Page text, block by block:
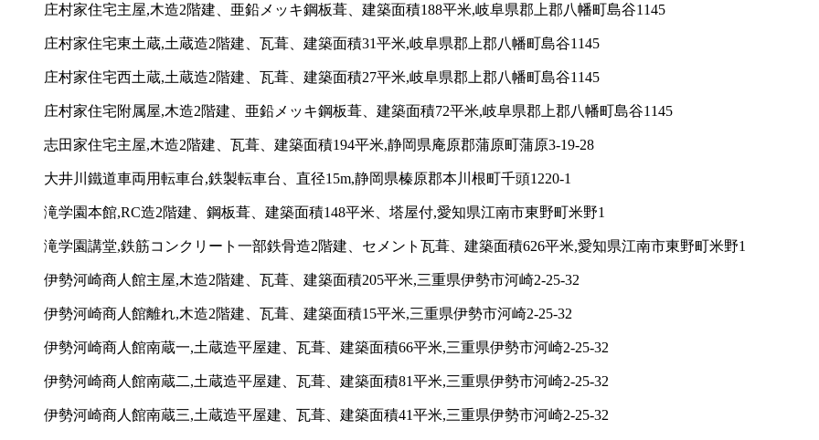
庄村家住宅主屋,木造2階建、亜鉛メッキ鋼板葺、建築面積188平米,岐阜県郡上郡八幡町島谷1145
庄村家住宅東土蔵,土蔵造2階建、瓦葺、建築面積31平米,岐阜県郡上郡八幡町島谷1145
庄村家住宅西土蔵,土蔵造2階建、瓦葺、建築面積27平米,岐阜県郡上郡八幡町島谷1145
庄村家住宅附属屋,木造2階建、亜鉛メッキ鋼板葺、建築面積72平米,岐阜県郡上郡八幡町島谷1145
志田家住宅主屋,木造2階建、瓦葺、建築面積194平米,静岡県庵原郡蒲原町蒲原3-19-28
大井川鐵道車両用転車台,鉄製転車台、直径15m,静岡県榛原郡本川根町千頭1220-1
滝学園本館,RC造2階建、鋼板葺、建築面積148平米、塔屋付,愛知県江南市東野町米野1
滝学園講堂,鉄筋コンクリート一部鉄骨造2階建、セメント瓦葺、建築面積626平米,愛知県江南市東野町米野1
伊勢河崎商人館主屋,木造2階建、瓦葺、建築面積205平米,三重県伊勢市河崎2-25-32
伊勢河崎商人館離れ,木造2階建、瓦葺、建築面積15平米,三重県伊勢市河崎2-25-32
伊勢河崎商人館南蔵一,土蔵造平屋建、瓦葺、建築面積66平米,三重県伊勢市河崎2-25-32
伊勢河崎商人館南蔵二,土蔵造平屋建、瓦葺、建築面積81平米,三重県伊勢市河崎2-25-32
伊勢河崎商人館南蔵三,土蔵造平屋建、瓦葺、建築面積41平米,三重県伊勢市河崎2-25-32